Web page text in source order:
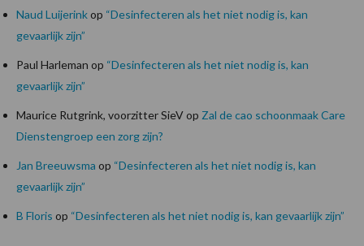
Naud Luijerinkop “Desinfecteren als het niet nodig is, kan
gevaarlijk zijn”
Paul Harleman op “Desinfecteren als het niet nodig is, kan
gevaarlijk zijn”
Maurice Rutgrink, voorzitter SieVop Zal de cao schoonmaak Care
Dienstengroep een zorg zijn?
Jan Breeuwsma op “Desinfecteren als het niet nodig is, kan
gevaarlijk zijn”
B Floris op “Desinfecteren als het niet nodig is, kan gevaarlijk zijn”